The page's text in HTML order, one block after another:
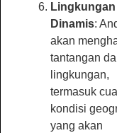
Lingkungan
Dinamis:
akan
tantangan
lingkungan,
termasuk
kondisi
yang akan